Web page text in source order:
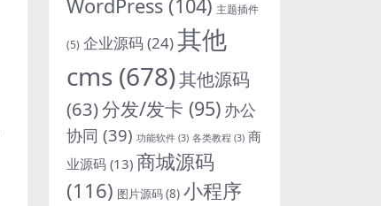
WordPress (104) 主题插件
(5) 企业源码(24)其他
cms (678)其他源码
(63)分发/发卡 (95) 办公
协同 (39) 功能软件 (3) 各类教程 (3) 商
业源码 (13) 商城源码
(116) 图片源码(8) 小程序